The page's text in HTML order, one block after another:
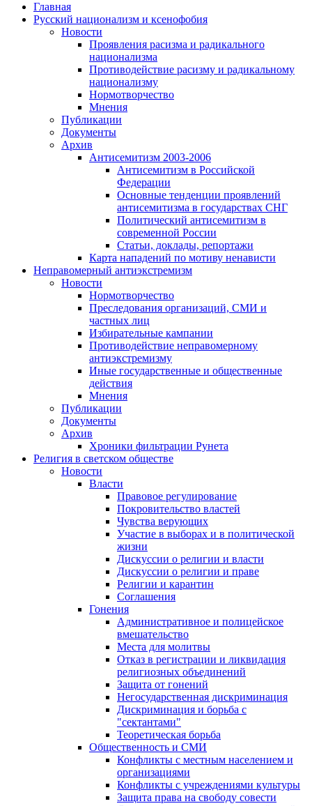
Главная
Русский национализм и ксенофобия
Новости
Проявления расизма и радикального
национализма
Противодействие расизму и радикальному
национализму
Нормотворчество
Мнения
Публикации
Документы
Архив
Антисемитизм 2003-2006
Антисемитизм в Российской
Федерации
Основные тенденции проявлений
антисемитизма в государствах СНГ
Политический антисемитизм в
современной России
Статьи, доклады, репортажи
Карта нападений по мотиву ненависти
Неправомерный антиэкстремизм
Новости
Нормотворчество
Преследования организаций, СМИ и
частных лиц
Избирательные кампании
Противодействие неправомерному
антиэкстремизму
Иные государственные и общественные
действия
Мнения
Публикации
Документы
Архив
Хроники фильтрации Рунета
Религия в светском обществе
Новости
Власти
Правовое регулирование
Покровительство властей
Чувства верующих
Участие в выборах и в политической
жизни
Дискуссии о религии и власти
Дискуссии о религии и праве
Религии и карантин
Соглашения
Гонения
Административное и полицейское
вмешательство
Места для молитвы
Отказ в регистрации и ликвидация
религиозных объединений
Защита от гонений
Негосударственная дискриминация
Дискриминация и борьба с
"сектантами"
Теоретическая борьба
Общественность и СМИ
Конфликты с местным населением и
организациями
Конфликты с учреждениями культуры
Защита права на свободу совести